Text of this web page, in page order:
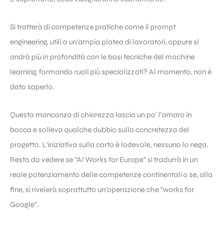
Si tratterà di competenze pratiche come il prompt
engineering, utili a un’ampia platea di lavoratori, oppure si
andrà più in profondità con le basi tecniche del machine
learning, formando ruoli più specializzati? Al momento, non è
dato saperlo.
Questa mancanza di chiarezza lascia un po’ l’amaro in
bocca e solleva qualche dubbio sulla concretezza del
progetto. L’iniziativa sulla carta è lodevole, nessuno lo nega.
Resta da vedere se “AI Works for Europe” si tradurrà in un
reale potenziamento delle competenze continentali o se, alla
fine, si rivelerà soprattutto un’operazione che “works for
Google”.